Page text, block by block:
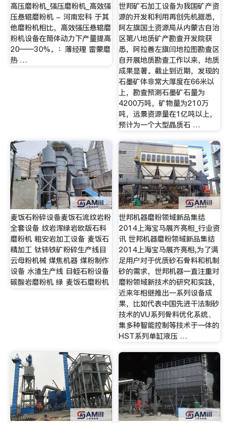
高压磨粉机_强压磨粉机_高效强
压悬辊磨粉机 - 河南宏科 于其
他磨粉机相比，高效强压悬辊磨
粉机设备在筒体动力下产量提高
20——30%。：薄经理 雷蒙磨
热 …
世邦矿石加工设备为我国矿产资
源的开发和利用再创先机据悉，
阿左旗国土资源局从内蒙古自治
区第八地质矿产勘查开发院获
悉，阿拉善左旗闫地拉图勘查区
自开展地质勘查工作以来，地质
成果显著。截止到近期，发现的
石墨矿体非常大厚度在66米以
上，勘查预测石墨矿石量为
4200万吨，矿物量为210万
吨，远景资源量在1亿吨以上，
预计为一个大型晶质石 …
麦饭石粉碎设备麦饭石流纹岩粉
全套设备 纹岩浑绿岩欧版石料
磨粉机 粗安岩加工设备 麦饭石
精加工 钛铈铁矿粉碎生产线目
云母粉机械 煤焦机器 煤粉制作
设备 水渣生产线 目蛭石粉设备
碳酸岩磨粉机 绿 麦饭石磨粉机
世邦机器磨粉领域新品集结
2014上海宝马展齐亮相_行业资
讯 世邦机器磨粉领域新品集结
2014上海宝马展齐亮相,为了满
足用户对于优质砂石骨料和机制
砂的需求，世邦机器一直注重对
磨粉领域新技术的研究和实践，
近来年相继推出一系列设备成
果，比如代表中国先进干法制砂
技术的VU系列骨料优化系统、
集多种智能控制等技术于一体的
HST系列单缸液压 …